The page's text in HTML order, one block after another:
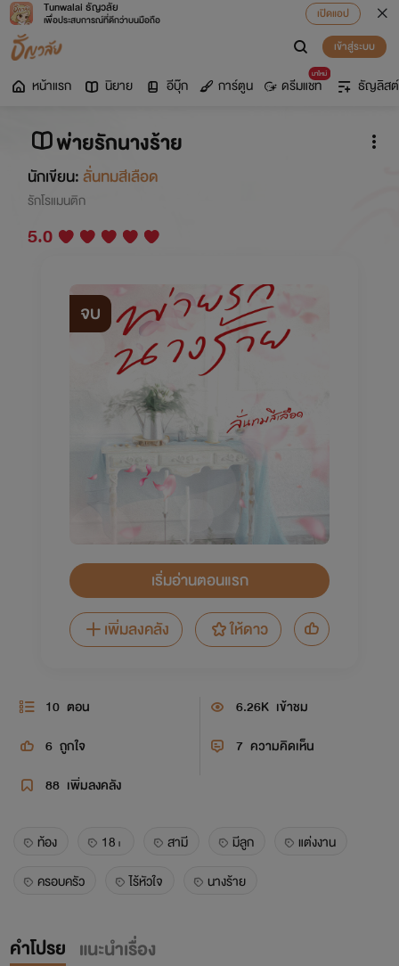
Tunwalai ธัญวลัย
เพื่อประสบการณ์ที่ดีกว่าบนมือถือ
เปิดแอป
เข้าสู่ระบบ
หน้าแรก นิยาย อีบุ๊ก การ์ตูน
มาใหม่
ดรีมแชท ธัญลิสต์
พ่ายรักนางร้าย
นักเขียน:ลั่นทมสีเลือด
รักโรแมนติก
5.0
จบ
เริ่มอ่านตอนแรก
เพิ่มลงคลัง
ให้ดาว
10 ตอน 6.26K เข้าชม
6 ถูกใจ 7 ความคิดเห็น
88 เพิ่มลงคลัง
ท้อง 18+ สามี มีลูก
แต่งงาน
ครอบครัว
ไร้หัวใจ นางร้าย
คำโปรย แนะนำเรื่อง